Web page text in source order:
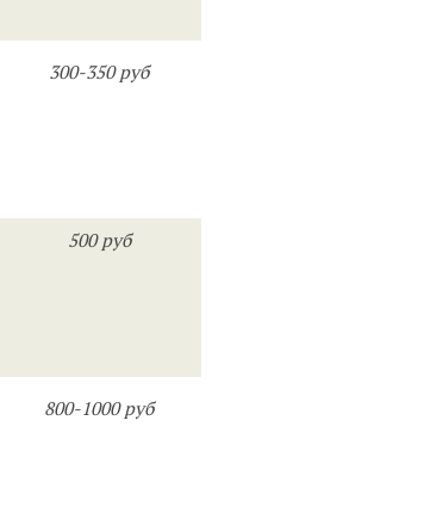
300-350 руб
500 руб
800-1000 руб